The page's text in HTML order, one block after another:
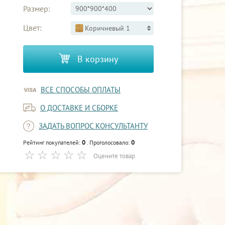
Размер:
Цвет:
Коричневый 1
В корзину
ВСЕ СПОСОБЫ ОПЛАТЫ
О ДОСТАВКЕ И СБОРКЕ
ЗАДАТЬ ВОПРОС КОНСУЛЬТАНТУ
Рейтинг покупателей: 0 . Проголосовало: 0
Оцените товар